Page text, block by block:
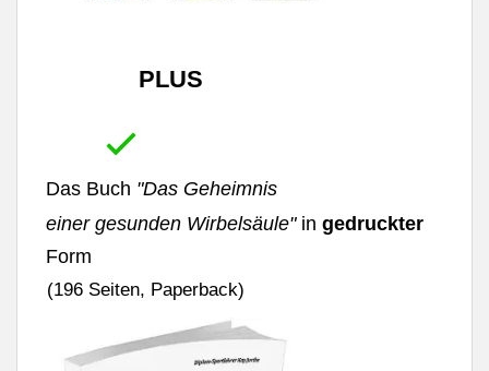
PLUS
Das Buch "Das Geheimnis
einer gesunden Wirbelsäule"in gedruckter
Form
(196 Seiten, Paperback)